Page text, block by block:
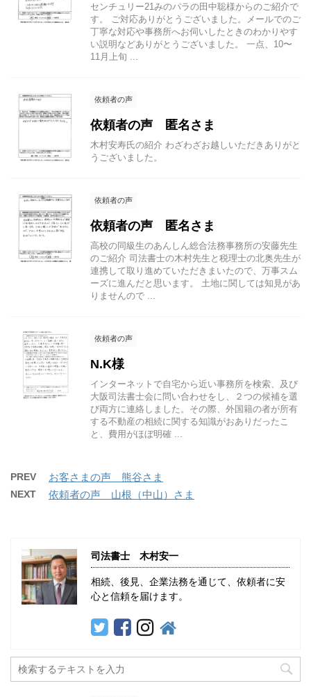
センチュリー21みのパラの田中聡様からのご紹介で
す。 ご対応ありがとうございました。メールでのご
丁寧な対応や事務所へお伺いしたときのわかりやす
い説明などありがとうございました。 一点、10〜
11月上旬 ...
依頼者の声
依頼者の声 匿名さま
木村安寿氏の紹介 わざわざお越しいただきありがと
うございました。
依頼者の声
依頼者の声 匿名さま
高校の同級生のあんしん総合法務事務所の安藤先生
のご紹介 司法書士の木村先生と税理士の北奥先生が
連携して取り進めていただきまいたので、万事スム
ーズに進んだと思います。 土地に関しては知見があ
りませんので ...
依頼者の声
N.K様
インターネットで自宅から近い事務所を検索、及び
大阪司法書士会に問い合わせをし、２つの候補を選
び両方に連絡しました。その際、外国籍の者が所有
する不動産の相続に関する知識がおありだったこ
と、費用がほぼ明確 ...
PREV お客さまの声 熊谷さま
NEXT 依頼者の声 山根（中山）さま
司法書士 木村安一
相続、後見、企業法務を通じて、依頼者に安
心と信頼を届けます。